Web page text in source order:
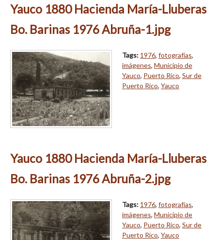
Yauco 1880 Hacienda María-Lluberas
Bo. Barinas 1976 Abruña-1.jpg
Tags: 1976, fotografías,
imágenes, Municipio de
Yauco, Puerto Rico, Sur de
Puerto Rico, Yauco
Yauco 1880 Hacienda María-Lluberas
Bo. Barinas 1976 Abruña-2.jpg
Tags: 1976, fotografías,
imágenes, Municipio de
Yauco, Puerto Rico, Sur de
Puerto Rico, Yauco